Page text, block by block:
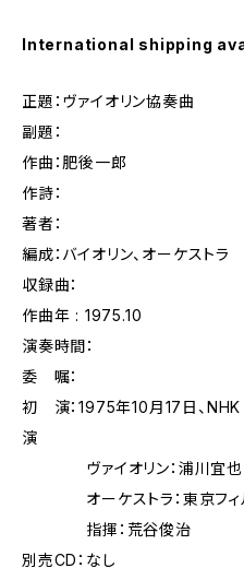
International shipping
正題：ヴァイオリン協奏曲
副題：
作曲：肥後一郎
作詩：
著者：
編成：バイオリン、オーケストラ
収録曲：
作曲年 : 1975.10
演奏時間：
委 嘱：
初 演：1975年10月17日、NHK
演
ヴァイオリン：浦川宜
オーケストラ：東京フィ
指揮：荒谷俊治
別売CD：なし